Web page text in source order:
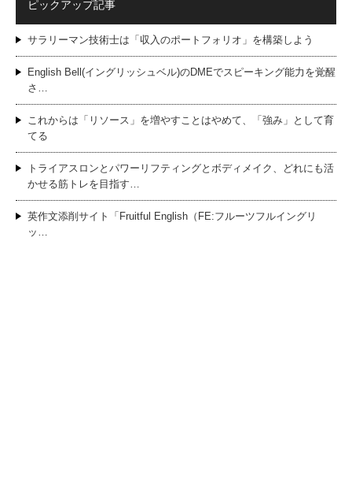
ピックアップ記事
サラリーマン技術士は「収入のポートフォリオ」を構築しよう
English Bell(イングリッシュベル)のDMEでスピーキング能力を覚醒
さ…
これからは「リソース」を増やすことはやめて、「強み」として育
てる
トライアスロンとパワーリフティングとボディメイク、どれにも活
かせる筋トレを目指す…
英作文添削サイト「Fruitful English（FE:フルーツフルイングリ
ッ…